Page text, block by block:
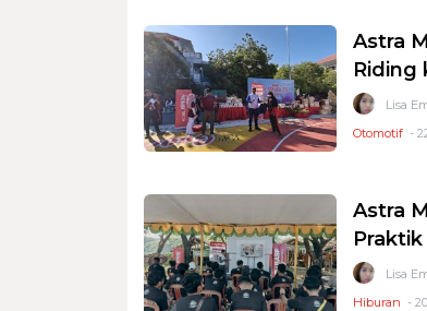
Astra
Riding
Lisa
Otomotif -
Astra
Lisa
Hiburan -